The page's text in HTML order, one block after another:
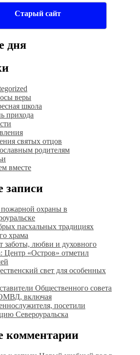
Старый сайт
дня
веры
школа
прихода
святых отцов
родителям
вместе
записи
охраны в
пасхальных традициях
храма
заботы, любви и духовного
Центр «Остров» отметил
свет для особенных
Общественного совета
включая
посетили
Североуральска
комментарии